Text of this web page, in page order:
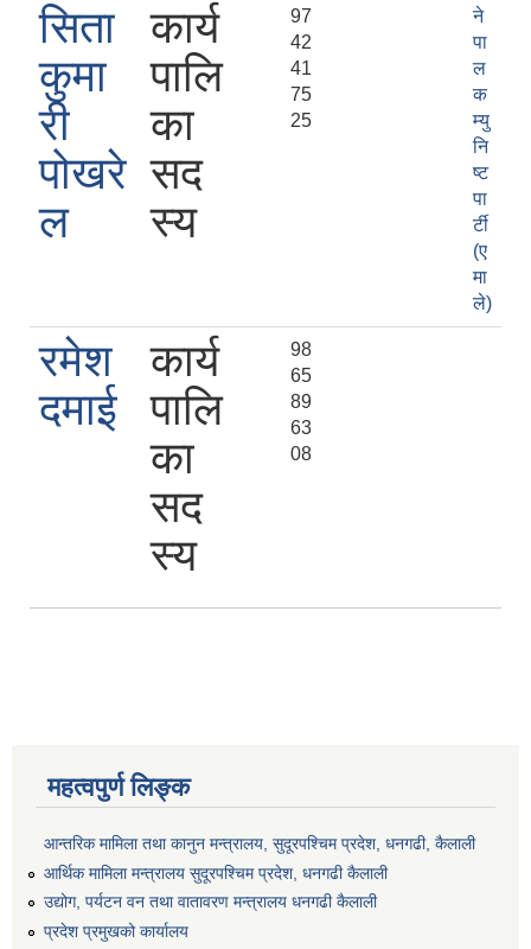
सिता
कुमा
री
पोखरे
ल
कार्य
पालि
का
सद
स्य
97
42
41
75
25
ने
पा
ल
क
म्यु
नि
ष्ट
पा
र्टी
(ए
मा
ले)
रमेश
दमाई
कार्य
पालि
का
सद
स्य
98
65
89
63
08
महत्वपुर्ण लिङ्क
आन्तरिक मामिला तथा कानुन मन्त्रालय, सुदूरपश्चिम प्रदेश, धनगढी, कैलाली
आर्थिक मामिला मन्त्रालय सुदूरपश्चिम प्रदेश, धनगढी कैलाली
उद्योग, पर्यटन वन तथा वातावरण मन्त्रालय धनगढी कैलाली
प्रदेश प्रमुखको कार्यालय